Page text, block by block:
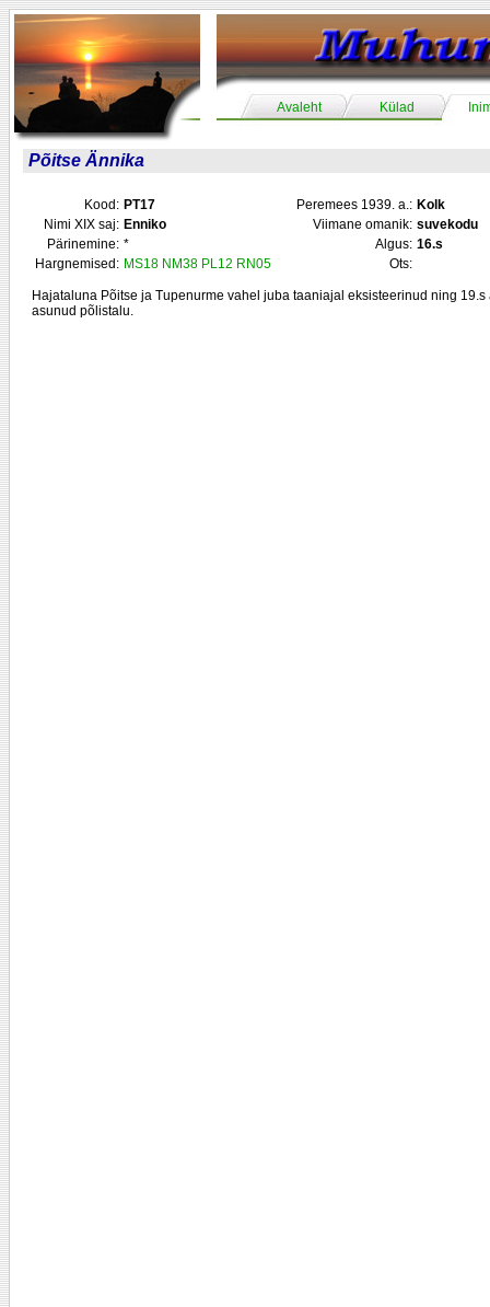
Avaleht Külad
Põitse Ännika
Kood: PT17 Peremees 1939. a.: Kolk
Nimi XIX saj: Enniko Viimane omanik: suvekodu
Pärinemine: * Algus: 16.s
Hargnemised: MS18 NM38 PL12 RN05 Ots:
Hajataluna Põitse ja Tupenurme vahel juba taaniajal eksisteerinud ning
asunud põlistalu.